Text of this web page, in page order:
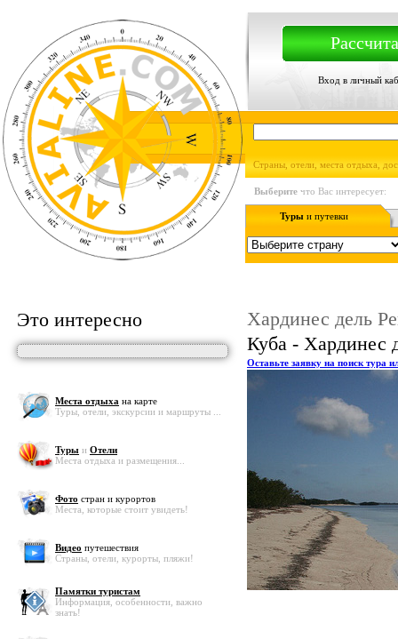
Вход в личный
Страны, отели, места отдыха,
Выберите что Вас интересует:
Туры и путевки
Это интересно
Места отдыха на карте
Туры, отели, экскурсии и маршруты ...
Туры и Отели
Места отдыха и размещения...
Фото стран и курортов
Места, которые стоит увидеть!
Видео путешествия
Страны, отели, курорты, пляжи!
Памятки туристам
Информация, особенности, важно
знать!
Хардинес дель
Куба - Хардинес
Оставьте заявку на поиск тура